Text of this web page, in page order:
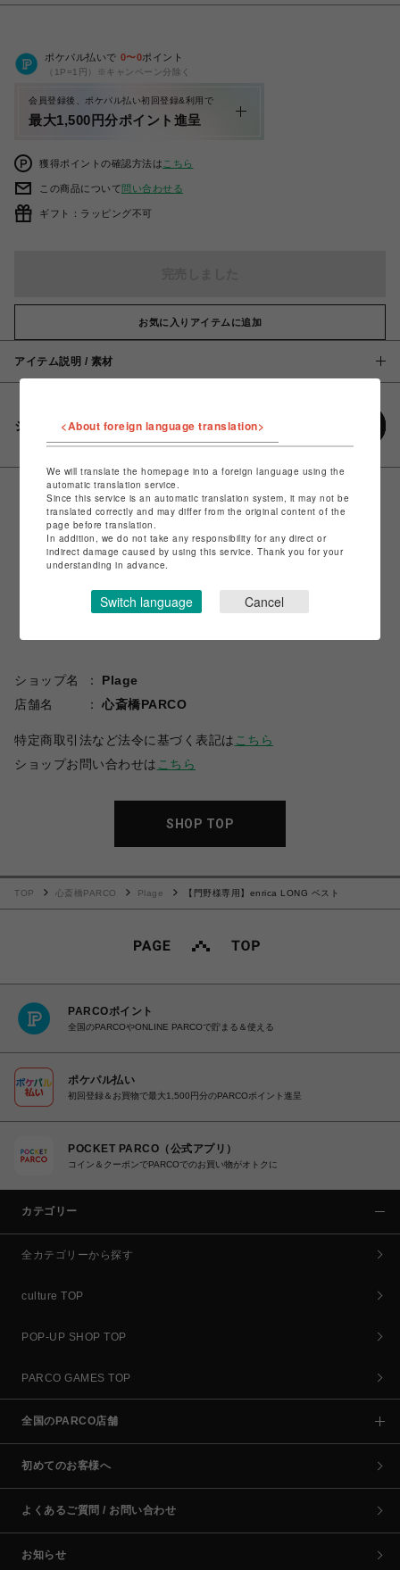
ポケパル払いで 0〜0ポイント
（1P=1円）※キャンペーン分除く
会員登録後、ポケパル払い初回登録&利用で
最大1,500円分ポイント進呈
獲得ポイントの確認方法は こちら
この商品について問い合わせる
ギフト：ラッピング不可
お気に入りアイテムに追加
アイテム説明 / 素材
シェアする
ショップ名
Plage
店舗名
心斎橋PARCO
特定商取引法など法令に基づく表記は こちら
ショップお問い合わせは こちら
SHOP TOP
TOP 心斎橋PARCO Plage 【門野様専用】enrica LONG ベスト
PARCOポイント
全国のPARCOやONLINE PARCOで貯まる＆使える
ポケパル払い
初回登録＆お買物で最大1,500円分のPARCOポイント進呈
POCKET PARCO（公式アプリ）
コイン＆クーポンでPARCOでのお買い物がオトクに
カテゴリー
全カテゴリーから探す
culture TOP
POP-UP SHOP TOP
PARCO GAMES TOP
全国のPARCO店舗
初めてのお客様へ
よくあるご質問 / お問い合わせ
お知らせ
<About foreign language translation>
We will translate the homepage into a foreign language using the
automatic translation service.
Since this service is an automatic translation system, it may not be
translated correctly and may differ from the original content of the
page before translation.
In addition, we do not take any responsibility for any direct or
indirect damage caused by using this service. Thank you for your
understanding in advance.
Switch language Cancel